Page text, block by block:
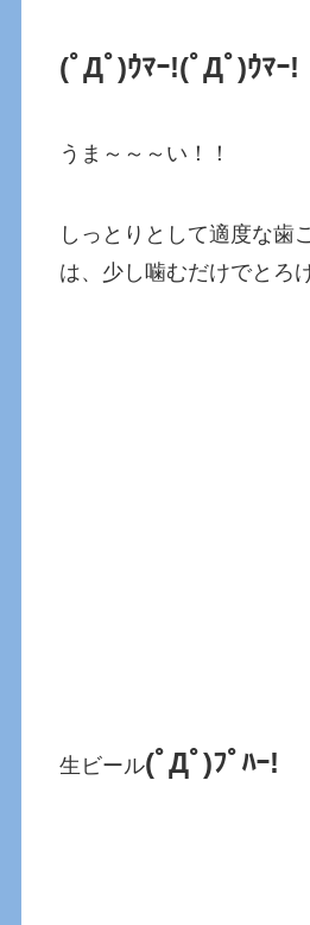
(ﾟДﾟ)ｳﾏｰ!(ﾟДﾟ)ｳﾏｰ!
うま～～～い！！
しっとりとして適度な歯
は、少し噛むだけでとろ
生ビール(ﾟДﾟ)ﾌﾟﾊｰ!